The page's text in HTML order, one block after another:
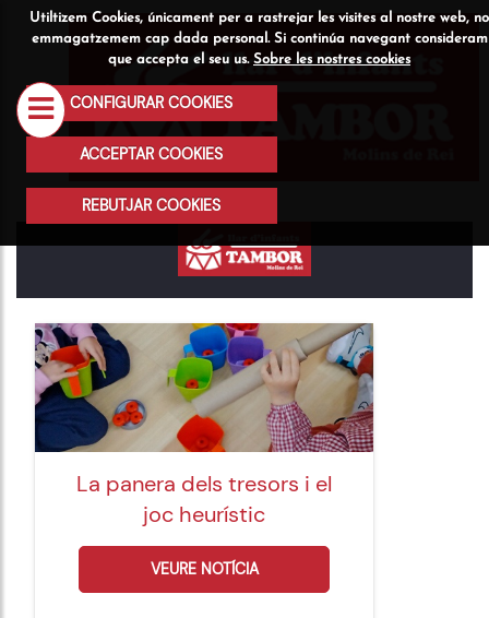
Utiltizem Cookies, únicament per a rastrejar les visites al nostre web, no
emmagatzemem cap dada personal. Si continúa navegant consideram
que accepta el seu us. Sobre les nostres cookies
CONFIGURAR COOKIES
ACCEPTAR COOKIES
REBUTJAR COOKIES
Qui
Serveis Activitats
BLOG
La panera dels tresors i el
joc heurístic
VEURE NOTÍCIA